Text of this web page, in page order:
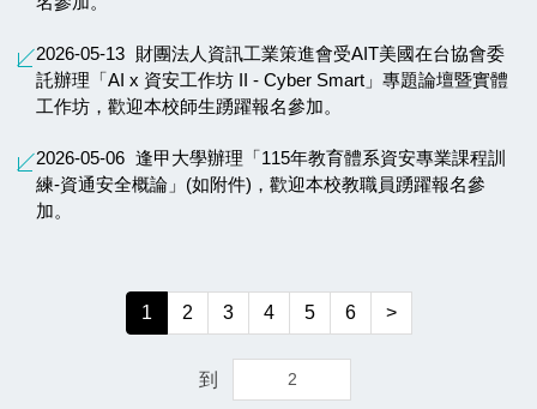
2026-05-13 財團法人資訊工業策進會受AIT美國在台協會委
託辦理「AI x 資安工作坊 II - Cyber Smart」專題論壇暨實體
工作坊，歡迎本校師生踴躍報名參加。
2026-05-06 逢甲大學辦理「115年教育體系資安專業課程訓
練-資通安全概論」(如附件)，歡迎本校教職員踴躍報名參
加。
1 2 3 4 5 6 >
到